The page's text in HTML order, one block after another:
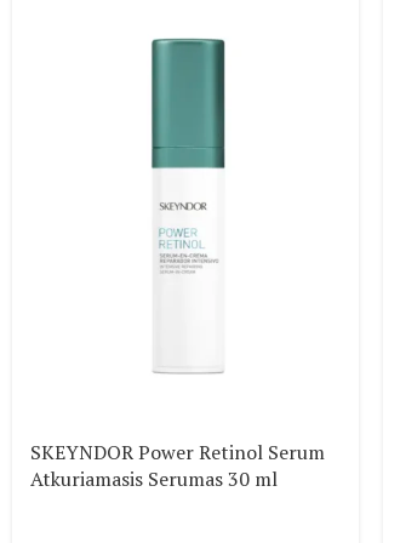
SKEYNDOR Power Retinol Serum
Atkuriamasis Serumas 30 ml